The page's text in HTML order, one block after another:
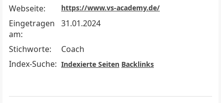
Webseite: https://www.vs-academy.de/
Eingetragen
am:
31.01.2024
Stichworte:
Coach
Index-Suche: Indexierte Seiten Backlinks